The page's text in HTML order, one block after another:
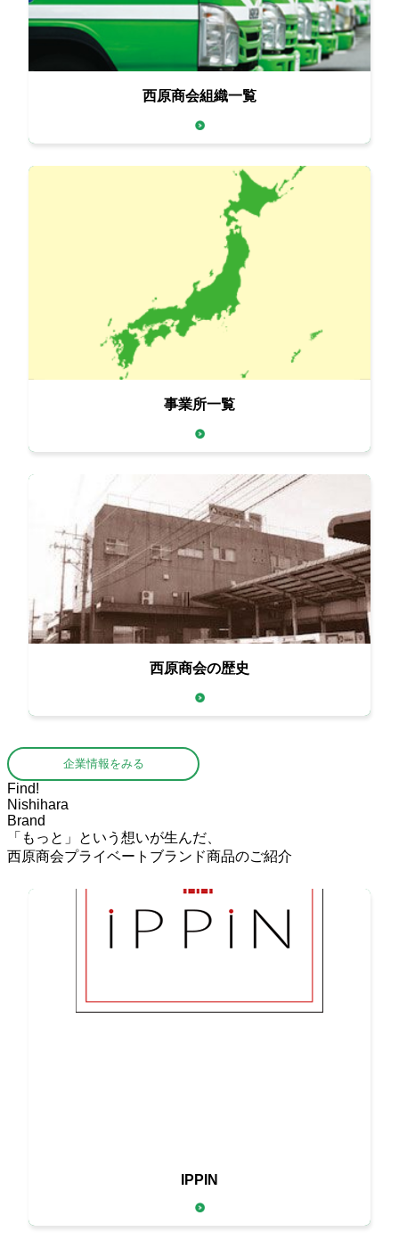
西原商会組織一覧
事業所一覧
西原商会の歴史
企業情報をみる
Find!
Nishihara
Brand
「もっと」という想いが生んだ、
西原商会プライベートブランド商品のご紹介
最高の素材と伝統の味が融合
唯一無二の高級ブランド
IPPIN